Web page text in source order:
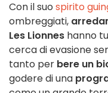
Con il suo spirito
ombreggiati,
Les Lionnes hanno
cerca di evasione
tanto per bere un
godere di una